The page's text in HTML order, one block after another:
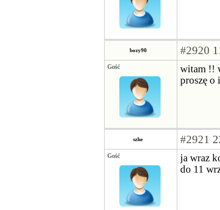
bozy90 #2920
Gość
witam !!
proszę o
szhe #2921
Gość
ja wraz
do 11